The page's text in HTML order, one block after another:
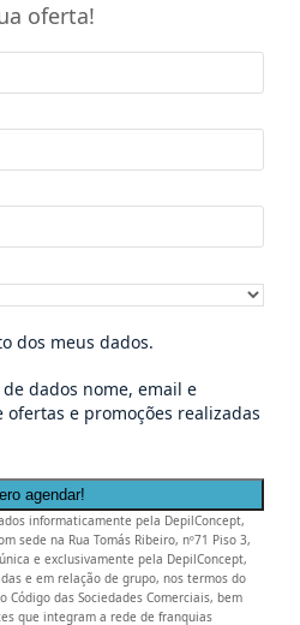
oferta!
dos meus dados.
dados nome, email e
e promoções realizadas
informaticamente pela DepilConcept,
sede na Rua Tomás Ribeiro, nº71 Piso 3,
e exclusivamente pela DepilConcept,
e em relação de grupo, nos termos do
das Sociedades Comerciais, bem
que integram a rede de franquias